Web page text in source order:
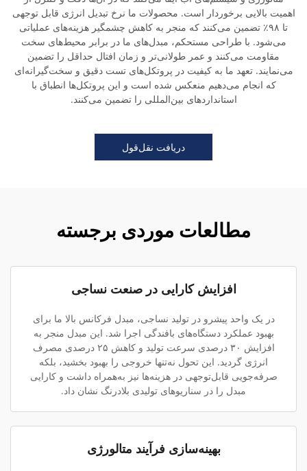
اهمیت بالایی برخوردار است. محصولات ما نرخ تبدیل انرژی قابل توجهی
تا ۹۸٪ تضمین می‌کنند که منجر به کاهش چشمگیر هزینه‌های عملیاتی
می‌شود. با طراحی مستحکم، مبدل‌های ما در برابر محیط‌های سخت
مقاومت می‌کنند و عمر طولانی‌تر و زمان افتال حداقل را تضمین
می‌نمایند. تعهد ما به کیفیت در پروتکل‌های تست دقیق و سخت‌گیرانه‌ای
که انجام می‌دهیم منعکس شده است و این پروتکل‌ها انطباق با
استانداردهای بین‌المللی را تضمین می‌کنند.
دریافت نقل‌قول
مطالعات موردی برجسته
افزایش کارایی در صنعت نساجی
در یک واحد پیشرو در تولید نساجی، مبدل فرکانس بالا ما برای
بهبود عملکرد دستگاه‌های بافندگی اجرا شد. این مبدل منجر به
افزایش ۳۰ درصدی سرعت تولید و کاهش ۲۵ درصدی مصرف
انرژی گردید. این تحول نه‌تنها خروجی را بهبود بخشید، بلکه
صرفه‌جویی قابل‌توجهی در هزینه‌ها نیز به‌همراه داشت و کارایی
مبدل را در سناریوهای تولیدی بلادرنگ نشان داد.
بهینه‌سازی فرآیند متالورژی